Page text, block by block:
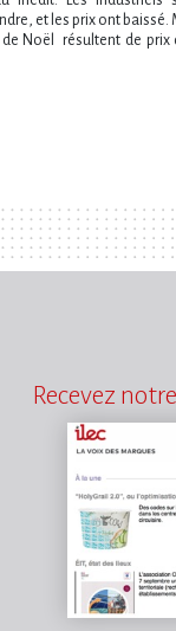
et les prix ont baissé.
Noël résultent de prix
Recevez